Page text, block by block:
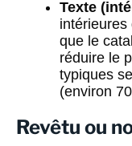
Texte
intérieures
que le
réduire le
typiques
(environ
Revêtu ou